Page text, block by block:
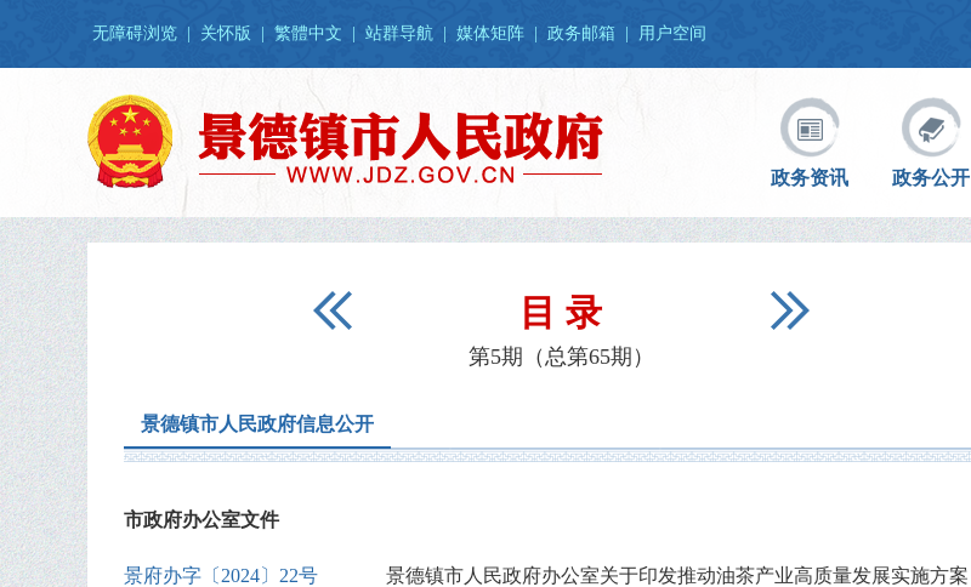
无障碍浏览 关怀版 繁體中文 站群导航 媒体矩阵 政务邮箱 用户空间
政务资讯 政务公开
目 录
第5期（总第65期）
景德镇市人民政府信息公开
市政府办公室文件
景府办字〔2024〕22号 景德镇市人民政府办公室关于印发推动油茶产业高质量发展实施方案